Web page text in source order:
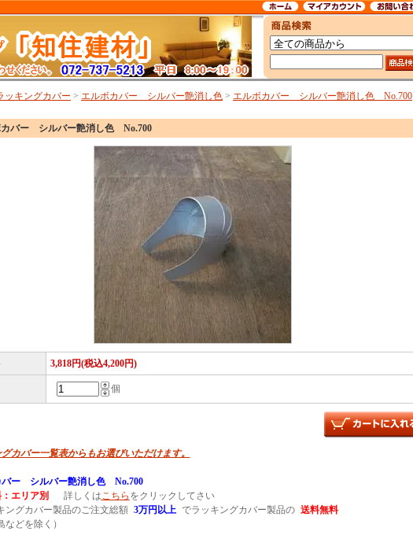
ッキングカバー > エルボカバー シルバー艶消し色 > エルボカバー シルバー艶消し色 No.700
カバー シルバー艶消し色 No.700
3,818円(税込4,200円)
個
カバー一覧表からもお選びいただけます。
バー シルバー艶消し色 No.700
エリア別
詳しくはこちら をクリックしてさい
グカバー製品のご注文総額 3万円以上 でラッキングカバー製品の 送料無料
どを除く）